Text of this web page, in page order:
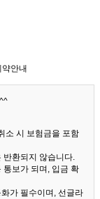
안내
소 시 보험금을 포함
반환되지 않습니다.
통보가 되며, 입금 확
가 필수이며, 선글라